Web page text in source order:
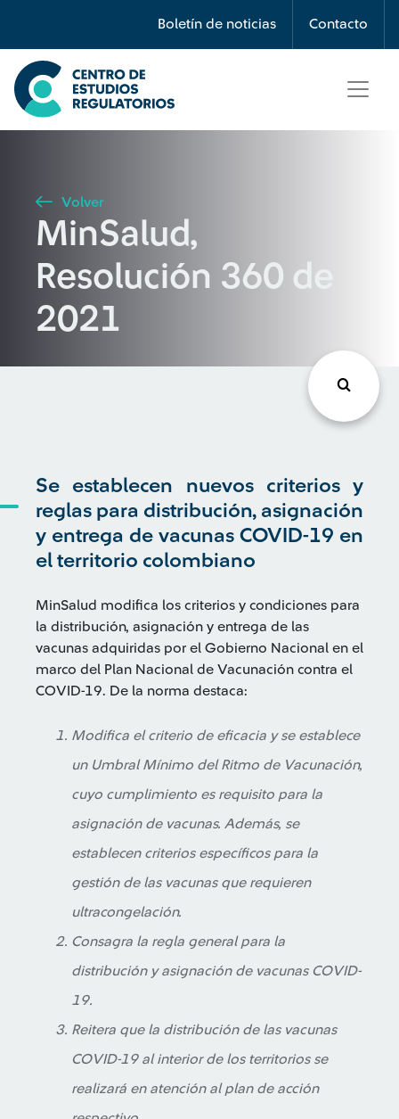
Boletín de noticias Contacto
Búsqueda
Seleccione país
Buscar
Volver
MinSalud,
Resolución 360 de
2021
Se establecen nuevos criterios y
reglas para distribución, asignación
y entrega de vacunas COVID-19 en
el territorio colombiano
MinSalud modifica los criterios y condiciones para
la distribución, asignación y entrega de las
vacunas adquiridas por el Gobierno Nacional en el
marco del Plan Nacional de Vacunación contra el
COVID-19. De la norma destaca:
Modifica el criterio de eficacia y se establece
un Umbral Mínimo del Ritmo de Vacunación,
cuyo cumplimiento es requisito para la
asignación de vacunas. Además, se
establecen criterios específicos para la
gestión de las vacunas que requieren
ultracongelación.
Consagra la regla general para la
distribución y asignación de vacunas COVID-
19.
Reitera que la distribución de las vacunas
COVID-19 al interior de los territorios se
realizará en atención al plan de acción